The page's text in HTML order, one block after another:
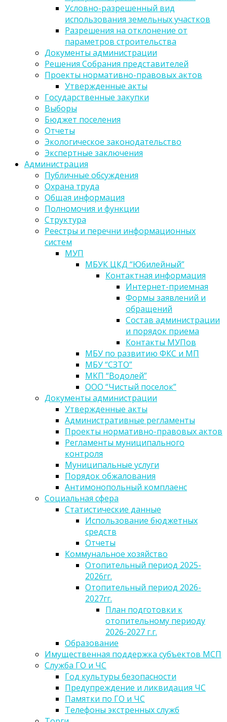
Условно-разрешенный вид
использования земельных участков
Разрешения на отклонение от
параметров строительства
Документы администрации
Решения Собрания представителей
Проекты нормативно-правовых актов
Утвержденные акты
Государственные закупки
Выборы
Бюджет поселения
Отчеты
Экологическое законодательство
Экспертные заключения
Администрация
Публичные обсуждения
Охрана труда
Общая информация
Полномочия и функции
Структура
Реестры и перечни информационных
систем
МУП
МБУК ЦКД “Юбилейный”
Контактная информация
Интернет-приемная
Формы заявлений и
обращений
Состав администрации
и порядок приема
Контакты МУПов
МБУ по развитию ФКС и МП
МБУ “СЗТО”
МКП “Водолей”
ООО “Чистый поселок”
Документы администрации
Утвержденные акты
Административные регламенты
Проекты нормативно-правовых актов
Регламенты муниципального
контроля
Муниципальные услуги
Порядок обжалования
Антимонопольный комплаенс
Социальная сфера
Статистические данные
Использование бюджетных
средств
Отчеты
Коммунальное хозяйство
Отопительный период 2025-
2026гг.
Отопительный период 2026-
2027гг.
План подготовки к
отопительному периоду
2026-2027 г.г.
Образование
Имущественная поддержка субъектов МСП
Служба ГО и ЧС
Год культуры безопасности
Предупреждение и ликвидация ЧС
Памятки по ГО и ЧС
Телефоны экстренных служб